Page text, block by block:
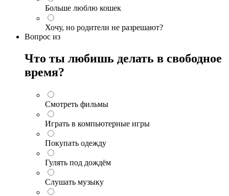
Больше люблю кошек
Хочу, но родители не разрешают?
Вопрос из
Что ты любишь делать в свободное
время?
Смотреть фильмы
Играть в компьютерные игры
Покупать одежду
Гулять под дождём
Слушать музыку